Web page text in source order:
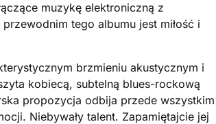
muzykę elektroniczną z
tego albumu jest miłość i
brzmieniu akustycznym i
kobiecą, subtelną blues-rockową
propozycja odbija przede wszystkim
Niebywały talent. Zapamiętajcie jej